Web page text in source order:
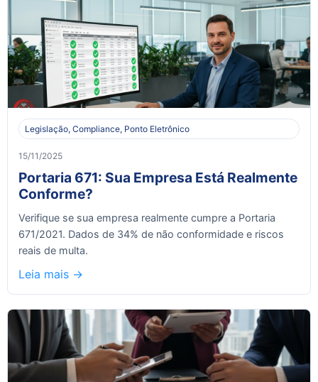
Legislação, Compliance, Ponto Eletrônico
15/11/2025
Portaria 671: Sua Empresa Está Realmente
Conforme?
Verifique se sua empresa realmente cumpre a Portaria
671/2021. Dados de 34% de não conformidade e riscos
reais de multa.
Leia mais ->